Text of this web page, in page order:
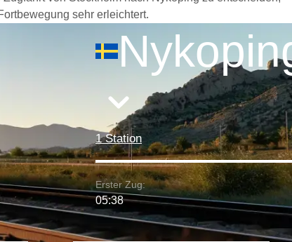
sehr erleichtert.
1 Station
Erster Zug:
05:38